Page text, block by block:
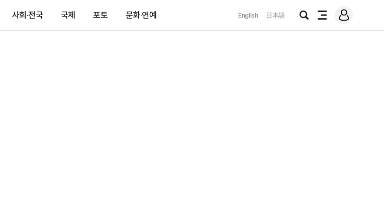
사회·전국 국제 포토 문화·연예 English 日本語
검
전
메
그